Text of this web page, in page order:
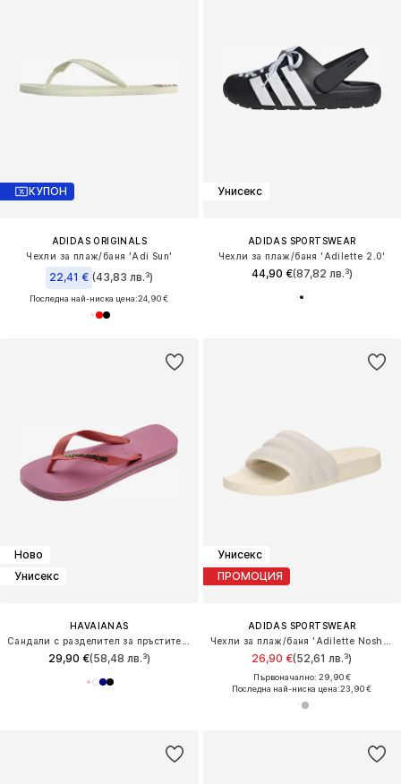
КУПОН
ADIDAS ORIGINALS
Чехли за плаж/баня 'Adi Sun'
22,41 € (43,83 лв.³)
Последна най-ниска цена:24,90 €
Унисекс
ADIDAS SPORTSWEAR
Чехли за плаж/баня 'Adilette 2.0'
44,90 €(87,82 лв.³)
Ново
Унисекс
HAVAIANAS
29,90 €(58,48 лв.³)
Унисекс
ПРОМОЦИЯ
ADIDAS SPORTSWEAR
26,90 €(52,61 лв.³)
Първоначално: 29,90 €
Последна най-ниска цена:23,90 €